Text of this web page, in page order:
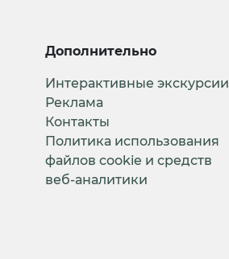
Дополнительно
Интерактивные экскурсии
Реклама
Контакты
Политика использования
файлов cookie и средств
веб-аналитики